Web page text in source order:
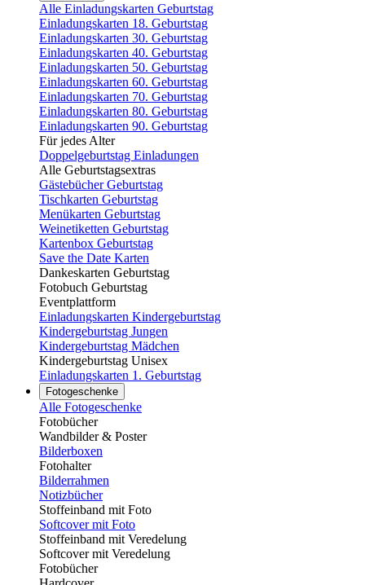
Alle Einladungskarten Geburtstag
Einladungskarten 18. Geburtstag
Einladungskarten 30. Geburtstag
Einladungskarten 40. Geburtstag
Einladungskarten 50. Geburtstag
Einladungskarten 60. Geburtstag
Einladungskarten 70. Geburtstag
Einladungskarten 80. Geburtstag
Einladungskarten 90. Geburtstag
Für jedes Alter
Doppelgeburtstag Einladungen
Alle Geburtstagsextras
Gästebücher Geburtstag
Tischkarten Geburtstag
Menükarten Geburtstag
Weinetiketten Geburtstag
Kartenbox Geburtstag
Save the Date Karten
Dankeskarten Geburtstag
Fotobuch Geburtstag
Eventplattform
Einladungskarten Kindergeburtstag
Kindergeburtstag Jungen
Kindergeburtstag Mädchen
Kindergeburtstag Unisex
Einladungskarten 1. Geburtstag
Fotogeschenke
Alle Fotogeschenke
Fotobücher
Wandbilder & Poster
Bilderboxen
Fotohalter
Bilderrahmen
Notizbücher
Stoffeinband mit Foto
Softcover mit Foto
Stoffeinband mit Veredelung
Softcover mit Veredelung
Fotobücher